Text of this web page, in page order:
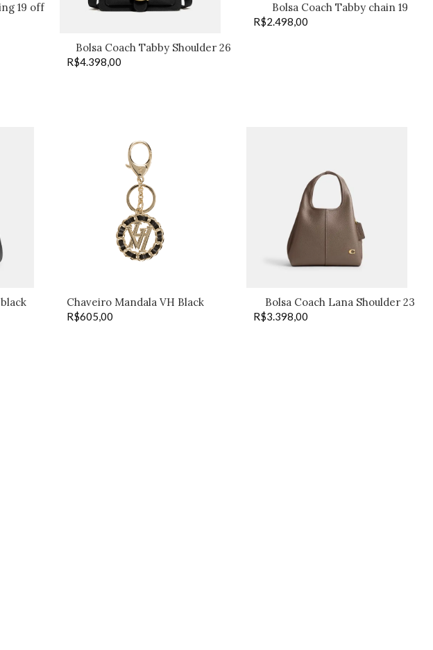
19 off
Bolsa Coach Tabby Shoulder 26
R$4.398,00
Bolsa Coach Tabby chain 19
R$2.498,00
Chaveiro Mandala VH Black
R$605,00
Bolsa Coach Lana Shoulder 23
R$3.398,00